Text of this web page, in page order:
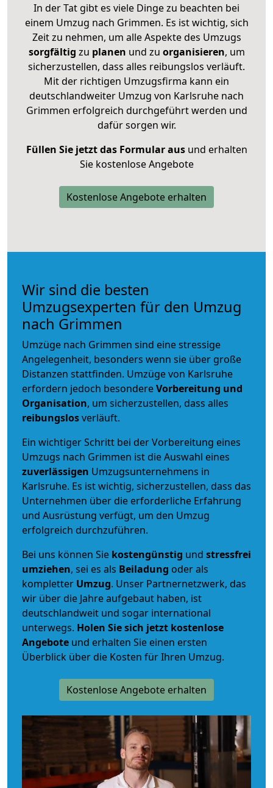
In der Tat gibt es viele Dinge zu beachten bei
einem Umzug nach Grimmen. Es ist wichtig, sich
Zeit zu nehmen, um alle Aspekte des Umzugs
sorgfältig zu planen und zu organisieren, um
sicherzustellen, dass alles reibungslos verläuft.
Mit der richtigen Umzugsfirma kann ein
deutschlandweiter Umzug von Karlsruhe nach
Grimmen erfolgreich durchgeführt werden und
dafür sorgen wir.
Füllen Sie jetzt das Formular ausund erhalten
Sie kostenlose Angebote
Kostenlose Angebote erhalten
Wir sind die besten
Umzugsexperten für den Umzug
nach Grimmen
Umzüge nach Grimmen sind eine stressige
Angelegenheit, besonders wenn sie über große
Distanzen stattfinden. Umzüge von Karlsruhe
erfordern jedoch besondereVorbereitung und
Organisation, um sicherzustellen, dass alles
reibungslosverläuft.
Ein wichtiger Schritt bei der Vorbereitung eines
Umzugs nach Grimmen ist die Auswahl eines
zuverlässigen Umzugsunternehmens in
Karlsruhe. Es ist wichtig, sicherzustellen, dass das
Unternehmen über die erforderliche Erfahrung
und Ausrüstung verfügt, um den Umzug
erfolgreich durchzuführen.
Bei uns können Sie kostengünstig und stressfrei
umziehen, sei es als Beiladung oder als
kompletter Umzug. Unser Partnernetzwerk, das
wir über die Jahre aufgebaut haben, ist
deutschlandweit und sogar international
unterwegs. Holen Sie sich jetzt kostenlose
Angebote und erhalten Sie einen ersten
Überblick über die Kosten für Ihren Umzug.
Kostenlose Angebote erhalten